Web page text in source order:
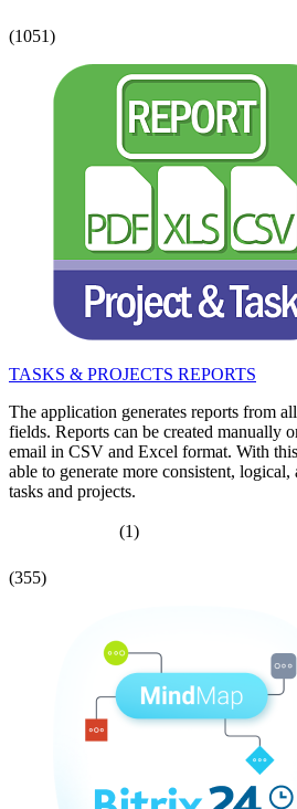
(1051)
TASKS & PROJECTS REPORTS
The application generates reports from
fields. Reports can be created manually
email in CSV and Excel format. With
able to generate more consistent,
tasks and projects.
(1)
(355)